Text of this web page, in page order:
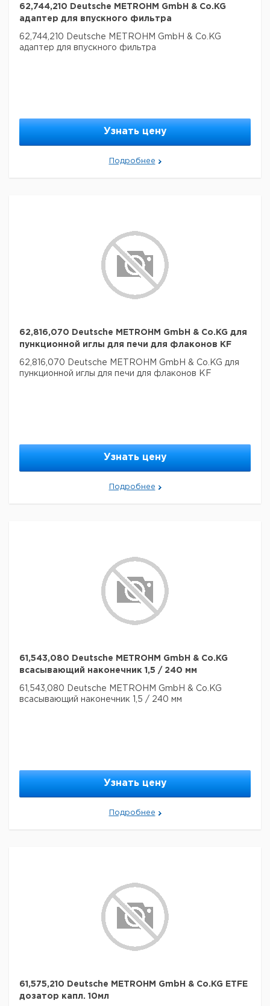
62,744,210 Deutsche METROHM GmbH & Co.KG
адаптер для впускного фильтра
62,744,210 Deutsche METROHM GmbH & Co.KG
адаптер для впускного фильтра
Узнать цену
Подробнее
62,816,070 Deutsche METROHM GmbH & Co.KG для
пункционной иглы для печи для флаконов KF
62,816,070 Deutsche METROHM GmbH & Co.KG для
пункционной иглы для печи для флаконов KF
Узнать цену
Подробнее
61,543,080 Deutsche METROHM GmbH & Co.KG
всасывающий наконечник 1,5 / 240 мм
61,543,080 Deutsche METROHM GmbH & Co.KG
всасывающий наконечник 1,5 / 240 мм
Узнать цену
Подробнее
61,575,210 Deutsche METROHM GmbH & Co.KG ETFE
дозатор капл. 10мл